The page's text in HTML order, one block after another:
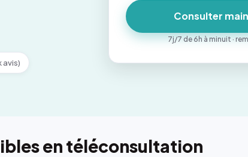
avis)
Consulter
7j/7 de 6h à minuit ·
en téléconsultation